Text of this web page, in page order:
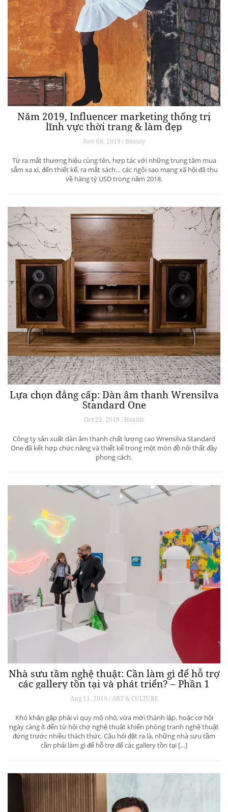
Năm 2019, Influencer marketing thống trị
lĩnh vực thời trang & làm đẹp
Nov 08, 2019 / Beauty
Từ ra mắt thương hiệu cùng tên, hợp tác với những trung tâm mua
sắm xa xỉ, đến thiết kế, ra mắt sách… các ngôi sao mạng xã hội đã thu
về hàng tỷ USD trong năm 2018.
Lựa chọn đẳng cấp: Dàn âm thanh Wrensilva
Standard One
Oct 22, 2019 / Health
Công ty sản xuất dàn âm thanh chất lượng cao Wrensilva Standard
One đã kết hợp chức năng và thiết kế trong một món đồ nội thất đầy
phong cách.
Nhà sưu tầm nghệ thuật: Cần làm gì để hỗ trợ
các gallery tồn tại và phát triển? – Phần 1
Aug 11, 2019 / ART & CULTURE
Khó khăn gặp phải vì quy mô nhỏ, vừa mới thành lập, hoặc cơ hội
ngày càng ít đến từ hội chợ nghệ thuật khiến phòng tranh nghệ thuật
đứng trước nhiều thách thức. Câu hỏi đặt ra là, những nhà sưu tầm
cần phải làm gì để hỗ trợ để các gallery tồn tại […]